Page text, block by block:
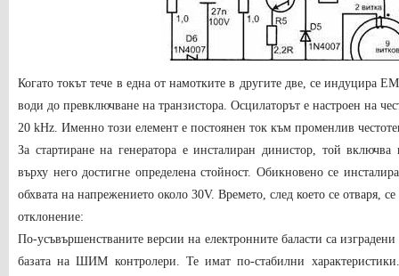
Когато токът тече в една от намотките в другите две, се индуцира
води до превключване на транзистора. Осцилаторът е настроен на
20 kHz. Именно този елемент е постоянен ток към променлив
За стартиране на генератора е инсталиран динистор, той включва
върху него достигне определена стойност. Обикновено се
обхвата на напрежението около 30V. Времето, след което се отваря, се
отклонение:
По-усъвършенстваните версии на електронните баласти са
базата на ШИМ контролери. Те имат по-стабилни